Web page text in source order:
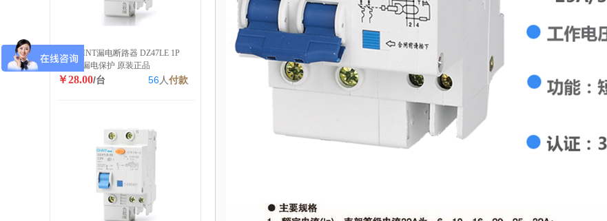
正泰CHNT漏电断路器 DZ47LE 1P
40A 带漏电保护 原装正品
￥28.00/台 56人付款